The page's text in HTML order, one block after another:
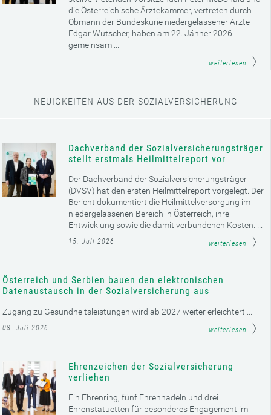
die Österreichische Ärztekammer, vertreten durch
Obmann der Bundeskurie niedergelassener Ärzte
Edgar Wutscher, haben am 22. Jänner 2026
gemeinsam ...
weiterlesen
NEUIGKEITEN AUS DER SOZIALVERSICHERUNG
Dachverband der Sozialversicherungsträger
stellt erstmals Heilmittelreport vor
Der Dachverband der Sozialversicherungsträger
(DVSV) hat den ersten Heilmittelreport vorgelegt. Der
Bericht dokumentiert die Heilmittelversorgung im
niedergelassenen Bereich in Österreich, ihre
Entwicklung sowie die damit verbundenen Kosten. ...
15. Juli 2026 weiterlesen
Österreich und Serbien bauen den elektronischen
Datenaustausch in der Sozialversicherung aus
Zugang zu Gesundheitsleistungen wird ab 2027 weiter erleichtert ...
08. Juli 2026 weiterlesen
Ehrenzeichen der Sozialversicherung
verliehen
Ein Ehrenring, fünf Ehrennadeln und drei
Ehrenstatuetten für besonderes Engagement im